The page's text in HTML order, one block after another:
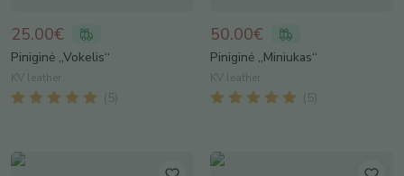
25.00€
Piniginė „Vokelis“
KV leather
( 5
50.00€
Piniginė „Miniukas“
KV leather
( 5